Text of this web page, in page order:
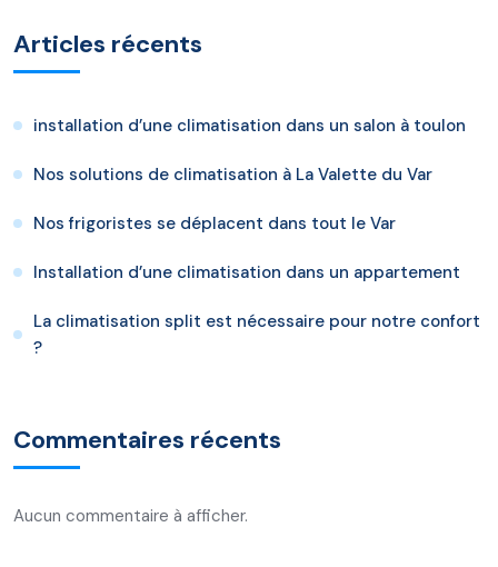
Articles récents
installation d’une climatisation dans un salon à toulon
Nos solutions de climatisation à La Valette du Var
Nos frigoristes se déplacent dans tout le Var
Installation d’une climatisation dans un appartement
La climatisation split est nécessaire pour notre confort
?
Commentaires récents
Aucun commentaire à afficher.